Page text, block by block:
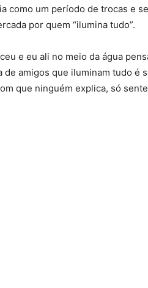
como um período de trocas e
por quem “ilumina tudo”.
e eu ali no meio da água
de amigos que iluminam tudo é
que ninguém explica, só